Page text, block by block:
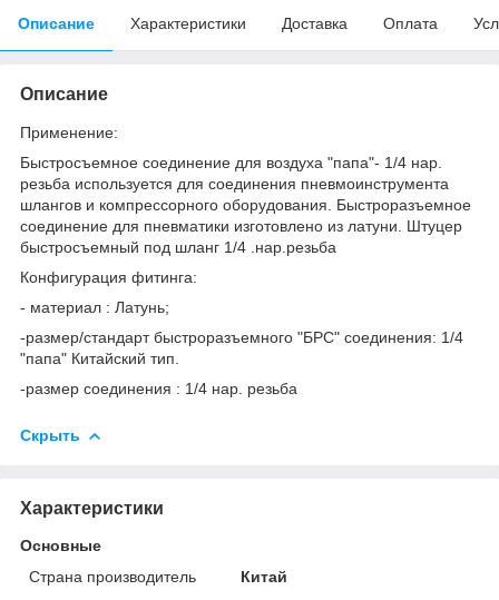
Описание Характеристики Доставка Оплата
Описание
Применение:
Быстросъемное соединение для воздуха "папа"- 1/4 нар.
резьба используется для соединения пневмоинструмента
шлангов и компрессорного оборудования. Быстроразъемное
соединение для пневматики изготовлено из латуни. Штуцер
быстросъемный под шланг 1/4 .нар.резьба
Конфигурация фитинга:
- материал : Латунь;
-размер/стандарт быстроразъемного "БРС" соединения: 1/4
"папа" Китайский тип.
-размер соединения : 1/4 нар. резьба
Скрыть
Характеристики
Основные
Страна производитель
Китай